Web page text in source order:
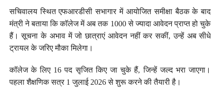
सचिवालय स्थित एफआरडीसी सभागार में आयोजित समीक्षा बैठक के बाद
मंत्री ने बताया कि कॉलेज में अब तक 1000 से ज्यादा आवेदन प्राप्त हो चुके
हैं। सूचना के अभाव में जो छात्राएं आवेदन नहीं कर सकीं, उन्हें अब सीधे
ट्रायल के जरिए मौका मिलेगा।
कॉलेज के लिए 16 पद सृजित किए जा चुके हैं, जिन्हें जल्द भरा जाएगा।
पहला शैक्षणिक सत्र 1 जुलाई 2026 से शुरू करने की तैयारी है।